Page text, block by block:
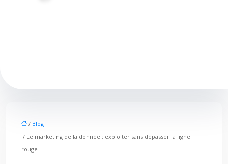
/ Blog
/ Le marketing de la donnée : exploiter sans dépasser la ligne
rouge